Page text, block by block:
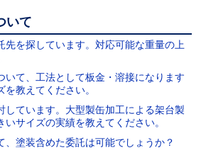
いて
先を探しています。対応可能な重量の上
いて、工法として板金・溶接になります
教えてください。
しています。大型製缶加工による架台製
サイズの実績を教えてください。
、塗装含めた委託は可能でしょうか？